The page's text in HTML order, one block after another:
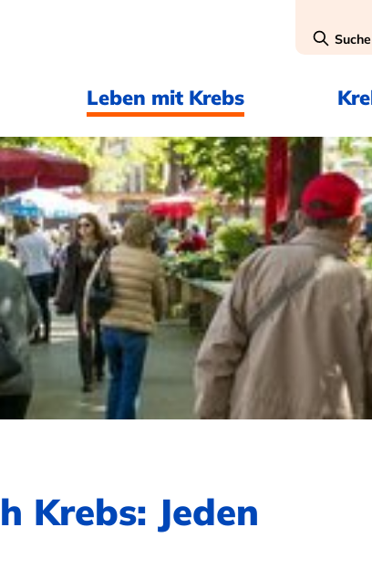
Suche
Leben mit Krebs
Krebs: Jeden